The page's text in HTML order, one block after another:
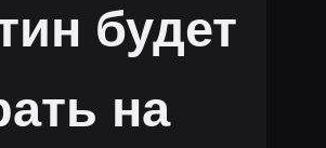
будет
на